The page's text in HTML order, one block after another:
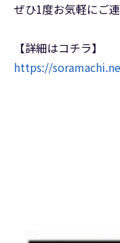
ぜひ1度お気軽にご
【詳細はコチラ】
https://